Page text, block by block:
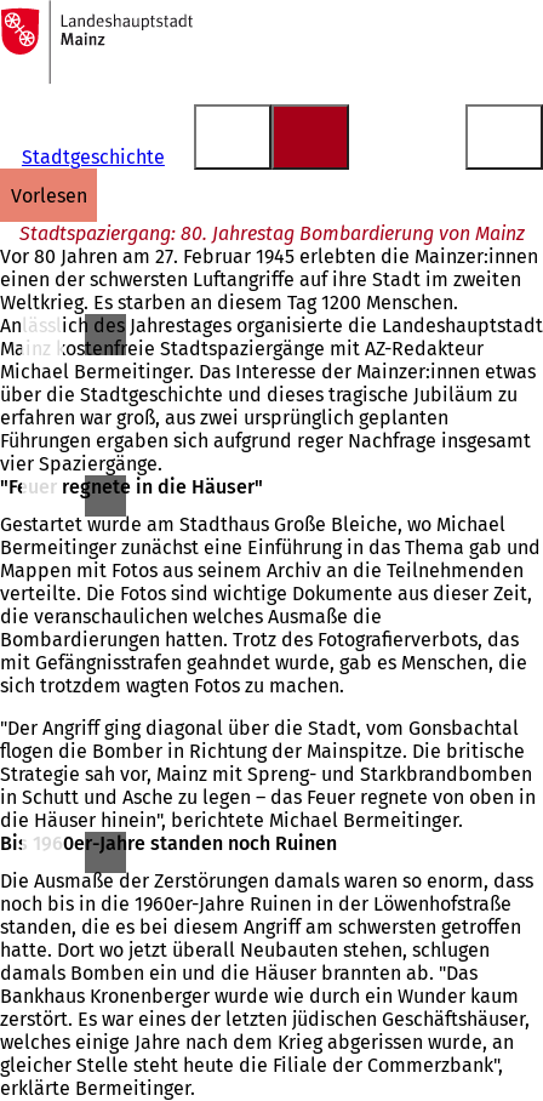
Inhalt anspringen
Zur
Startseite
Stadtgeschichte
vorlesen
Stadtspaziergang: 80. Jahrestag Bombardierung von Mainz
Vor 80 Jahren am 27. Februar 1945 erlebten die Mainzer:innen
einen der schwersten Luftangriffe auf ihre Stadt im zweiten
Weltkrieg. Es starben an diesem Tag 1200 Menschen.
Anlässlich des Jahrestages organisierte die Landeshauptstadt
Mainz kostenfreie Stadtspaziergänge mit AZ-Redakteur
Michael Bermeitinger. Das Interesse der Mainzer:innen etwas
über die Stadtgeschichte und dieses tragische Jubiläum zu
erfahren war groß, aus zwei ursprünglich geplanten
Führungen ergaben sich aufgrund reger Nachfrage insgesamt
vier Spaziergänge.
"Feuer regnete in die Häuser"
Gestartet wurde am Stadthaus Große Bleiche, wo Michael
Bermeitinger zunächst eine Einführung in das Thema gab und
Mappen mit Fotos aus seinem Archiv an die Teilnehmenden
verteilte. Die Fotos sind wichtige Dokumente aus dieser Zeit,
die veranschaulichen welches Ausmaße die
Bombardierungen hatten. Trotz des Fotografierverbots, das
mit Gefängnisstrafen geahndet wurde, gab es Menschen, die
sich trotzdem wagten Fotos zu machen.
"Der Angriff ging diagonal über die Stadt, vom Gonsbachtal
flogen die Bomber in Richtung der Mainspitze. Die britische
Strategie sah vor, Mainz mit Spreng- und Starkbrandbomben
in Schutt und Asche zu legen – das Feuer regnete von oben in
die Häuser hinein", berichtete Michael Bermeitinger.
Bis 1960er-Jahre standen noch Ruinen
Die Ausmaße der Zerstörungen damals waren so enorm, dass
noch bis in die 1960er-Jahre Ruinen in der Löwenhofstraße
standen, die es bei diesem Angriff am schwersten getroffen
hatte. Dort wo jetzt überall Neubauten stehen, schlugen
damals Bomben ein und die Häuser brannten ab. "Das
Bankhaus Kronenberger wurde wie durch ein Wunder kaum
zerstört. Es war eines der letzten jüdischen Geschäftshäuser,
welches einige Jahre nach dem Krieg abgerissen wurde, an
gleicher Stelle steht heute die Filiale der Commerzbank",
erklärte Bermeitinger.